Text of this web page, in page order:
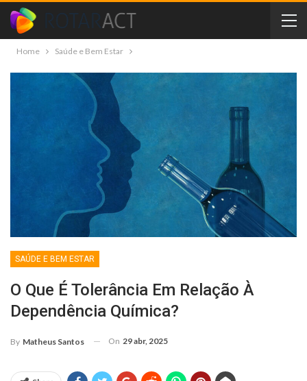
Home Saúde e Bem Estar
SAÚDE E BEM ESTAR
O Que É Tolerância Em Relação À
Dependência Química?
By Matheus Santos On 29 abr, 2025